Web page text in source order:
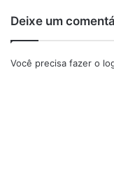
Sal a gosto
Deixe um
Você precisa fazer o